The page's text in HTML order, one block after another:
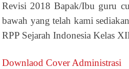
Revisi 2018 Bapak/Ibu guru
bawah yang telah kami
RPP Sejarah Indonesia Kelas
Downlaod Cover Administrasi